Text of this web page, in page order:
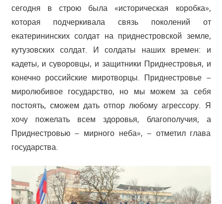
сегодня в строю была «историческая коробка»,
которая подчеркивала связь поколений от
екатерининских солдат на приднестровской земле,
кутузовских солдат. И солдаты наших времен: и
кадеты, и суворовцы, и защитники Приднестровья, и
конечно российские миротворцы. Приднестровье –
миролюбивое государство, но мы можем за себя
постоять, сможем дать отпор любому агрессору. Я
хочу пожелать всем здоровья, благополучия, а
Приднестровью – мирного неба», – отметил глава
государства.